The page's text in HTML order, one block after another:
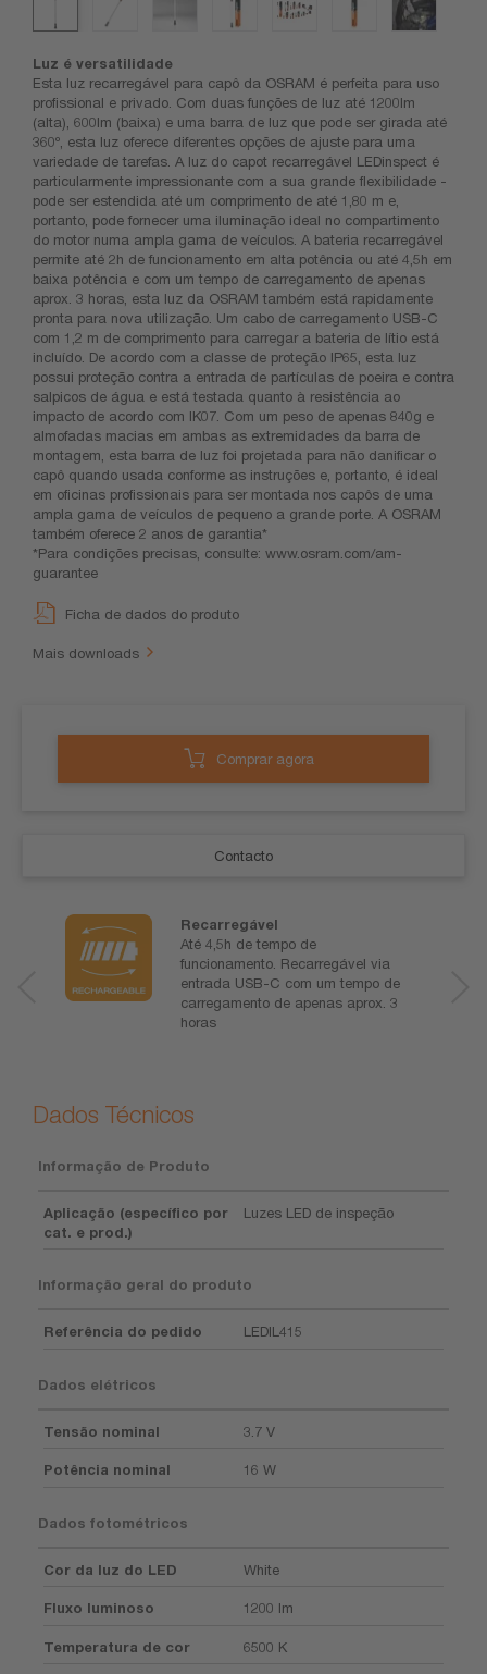
Luz é versatilidade
Esta luz recarregável para capô da OSRAM é perfeita para uso
profissional e privado. Com duas funções de luz até 1200lm
(alta), 600lm (baixa) e uma barra de luz que pode ser girada até
360º, esta luz oferece diferentes opções de ajuste para uma
variedade de tarefas. A luz do capot recarregável LEDinspect é
particularmente impressionante com a sua grande flexibilidade -
pode ser estendida até um comprimento de até 1,80 m e,
portanto, pode fornecer uma iluminação ideal no compartimento
do motor numa ampla gama de veículos. A bateria recarregável
permite até 2h de funcionamento em alta potência ou até 4,5h em
baixa potência e com um tempo de carregamento de apenas
aprox. 3 horas, esta luz da OSRAM também está rapidamente
pronta para nova utilização. Um cabo de carregamento USB-C
com 1,2 m de comprimento para carregar a bateria de lítio está
incluído. De acordo com a classe de proteção IP65, esta luz
possui proteção contra a entrada de partículas de poeira e contra
salpicos de água e está testada quanto à resistência ao
impacto de acordo com IK07. Com um peso de apenas 840g e
almofadas macias em ambas as extremidades da barra de
montagem, esta barra de luz foi projetada para não danificar o
capô quando usada conforme as instruções e, portanto, é ideal
em oficinas profissionais para ser montada nos capôs ​​de uma
ampla gama de veículos de pequeno a grande porte. A OSRAM
também oferece 2 anos de garantia*
*Para condições precisas, consulte: www.osram.com/am-
guarantee
Ficha de dados do produto
Mais downloads
Comprar agora
Contacto
Recarregável
Até 4,5h de tempo de
funcionamento. Recarregável via
entrada USB-C com um tempo de
carregamento de apenas aprox. 3
horas
Dados Técnicos
Informação de Produto
Aplicação (específico por
cat. e prod.)
Luzes LED de inspeção
Informação geral do produto
Referência do pedido LEDIL415
Dados elétricos
Tensão nominal 3.7 V
Potência nominal 16 W
Dados fotométricos
Cor da luz do LED White
Fluxo luminoso 1200 lm
Temperatura de cor 6500 K